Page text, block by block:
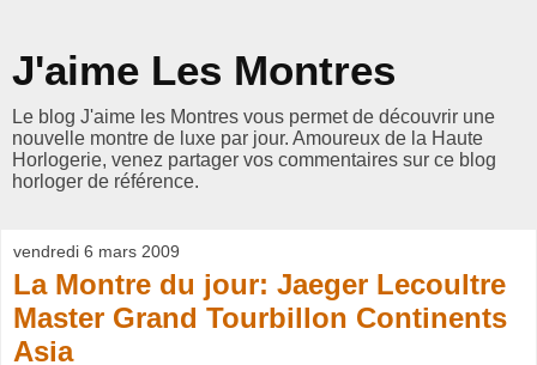
J'aime Les Montres
Le blog J'aime les Montres vous permet de découvrir une
nouvelle montre de luxe par jour. Amoureux de la Haute
Horlogerie, venez partager vos commentaires sur ce blog
horloger de référence.
vendredi 6 mars 2009
La Montre du jour: Jaeger Lecoultre
Master Grand Tourbillon Continents
Asia